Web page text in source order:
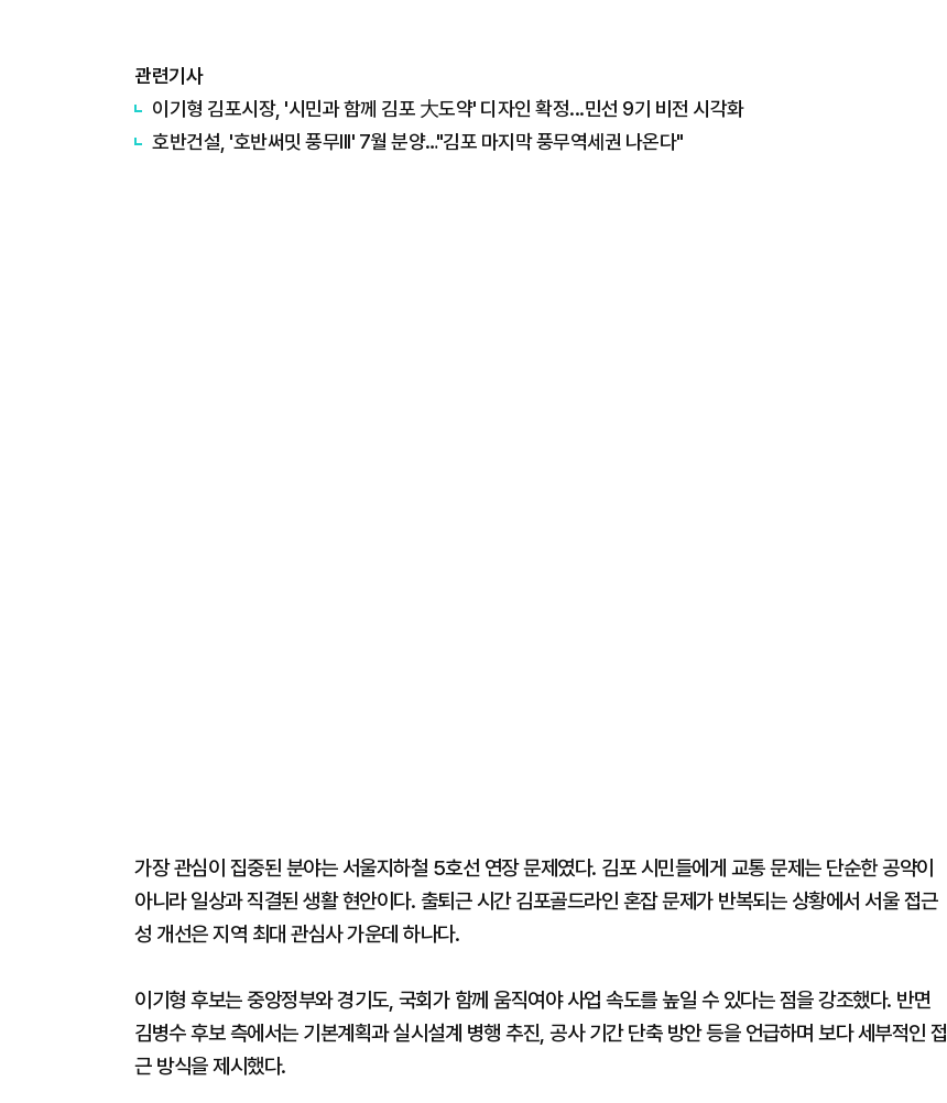
관련기사
이기형 김포시장, '시민과 함께 김포 大도약' 디자인 확정...민선 9기 비전 시각화
호반건설, '호반써밋 풍무III' 7월 분양…"김포 마지막 풍무역세권 나온다"
가장 관심이 집중된 분야는 서울지하철 5호선 연장 문제였다. 김포 시민들에게 교통 문제는 단순한 공약이
아니라 일상과 직결된 생활 현안이다. 출퇴근 시간 김포골드라인 혼잡 문제가 반복되는 상황에서 서울 접근
성 개선은 지역 최대 관심사 가운데 하나다.
이기형 후보는 중앙정부와 경기도, 국회가 함께 움직여야 사업 속도를 높일 수 있다는 점을 강조했다. 반면
김병수 후보 측에서는 기본계획과 실시설계 병행 추진, 공사 기간 단축 방안 등을 언급하며 보다 세부적인 접
근 방식을 제시했다.